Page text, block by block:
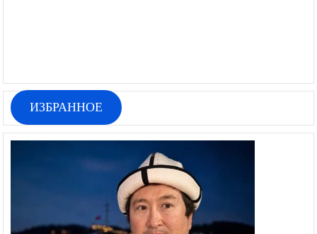
ИЗБРАННОЕ